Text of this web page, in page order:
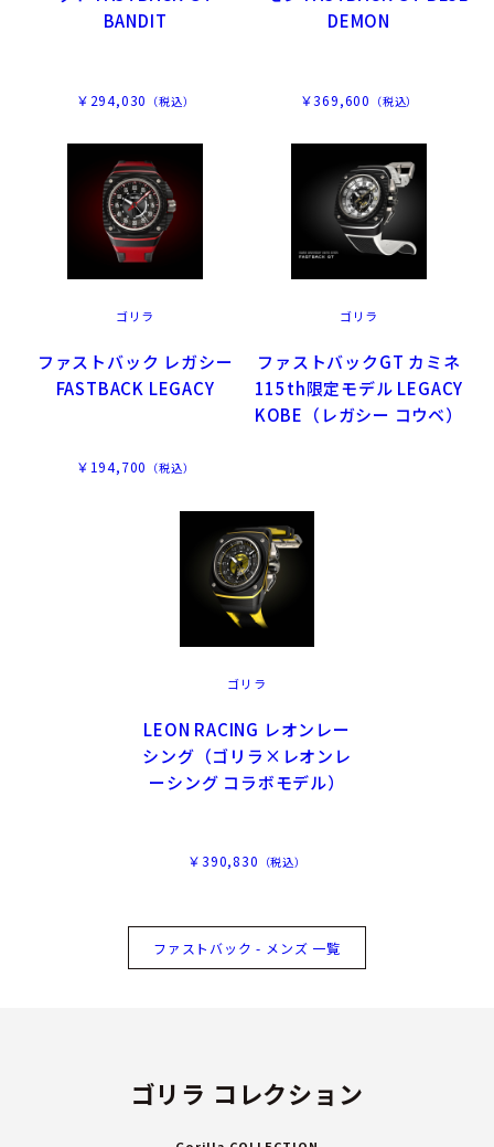
BANDIT
￥294,030 （税込）
DEMON
￥369,600 （税込）
ゴリラ
ファストバック レガシー
FASTBACK LEGACY
￥194,700 （税込）
ゴリラ
ファストバックGT カミネ
115th限定モデル LEGACY
KOBE（レガシー コウベ）
ゴリラ
LEON RACING レオンレー
シング（ゴリラ×レオンレ
ーシング コラボモデル）
￥390,830 （税込）
ファストバック - メンズ 一覧
ゴリラ コレクション